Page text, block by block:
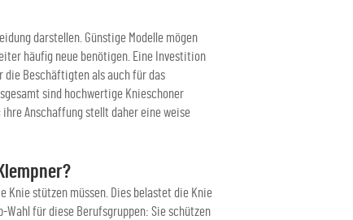
darstellen. Günstige Modelle mögen
häufig neue benötigen. Eine Investition
die Beschäftigten als auch für das
sind hochwertige Knieschoner
Anschaffung stellt daher eine weise
Knie stützen müssen. Dies belastet die Knie
Wahl für diese Berufsgruppen: Sie schützen